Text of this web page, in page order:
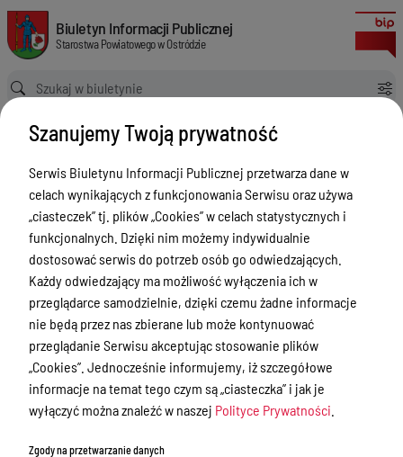
Biuro Rzeczy Znalezionych
Biuletyn Informacji Publicznej Starostwa Powiatowego w Ostródzie
Biuletyn Informacji Publicznej
Starostwa Powiatowego w Ostródzie
Ścieżka powrotu
Strona główna Informacja Biuro Rzeczy Znalezionych
Informacja
Menu Przedmiotowe
Starostwo Powiatowe
Poradnik Interesanta
Informacje o naborze
Zamówienia Publiczne
Tablica ogłoszeń
Dyżury Aptek w Powiecie Ostródzkim
Nieodpłatna Pomoc Prawna
Akty Prawne
Szanujemy Twoją prywatność
Serwis Biuletynu Informacji Publicznej przetwarza dane w
celach wynikających z funkcjonowania Serwisu oraz używa
„ciasteczek” tj. plików „Cookies” w celach statystycznych i
funkcjonalnych. Dzięki nim możemy indywidualnie
dostosować serwis do potrzeb osób go odwiedzających.
Każdy odwiedzający ma możliwość wyłączenia ich w
przeglądarce samodzielnie, dzięki czemu żadne informacje
nie będą przez nas zbierane lub może kontynuować
przeglądanie Serwisu akceptując stosowanie plików
„Cookies”. Jednocześnie informujemy, iż szczegółowe
informacje na temat tego czym są „ciasteczka” i jak je
wyłączyć można znaleźć w naszej Polityce Prywatności
Zgody na przetwarzanie danych